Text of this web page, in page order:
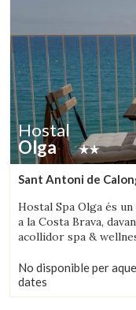
Hostal
Olga
Sant Antoni de
Hostal Spa Olga és
a la Costa Brava,
acollidor spa &
No disponible per
dates